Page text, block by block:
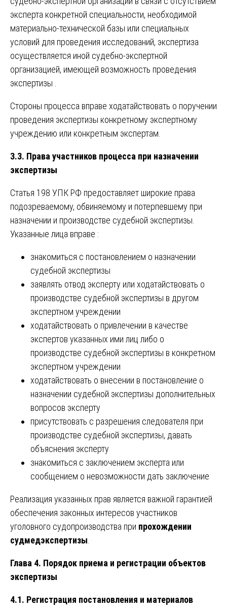
эксперта конкретной специальности, необходимой
материально-технической базы или специальных
условий для проведения исследований, экспертиза
осуществляется иной судебно-экспертной
организацией, имеющей возможность проведения
экспертизы .
Стороны процесса вправе ходатайствовать о поручении
проведения экспертизы конкретному экспертному
учреждению или конкретным экспертам.
3.3. Права участников процесса при назначении
экспертизы
Статья 198 УПК РФ предоставляет широкие права
подозреваемому, обвиняемому и потерпевшему при
назначении и производстве судебной экспертизы.
Указанные лица вправе :
знакомиться с постановлением о назначении
судебной экспертизы
заявлять отвод эксперту или ходатайствовать о
производстве судебной экспертизы в другом
экспертном учреждении
ходатайствовать о привлечении в качестве
экспертов указанных ими лиц либо о
производстве судебной экспертизы в конкретном
экспертном учреждении
ходатайствовать о внесении в постановление о
назначении судебной экспертизы дополнительных
вопросов эксперту
присутствовать с разрешения следователя при
производстве судебной экспертизы, давать
объяснения эксперту
знакомиться с заключением эксперта или
сообщением о невозможности дать заключение
Реализация указанных прав является важной гарантией
обеспечения законных интересов участников
уголовного судопроизводства при прохождении
судмедэкспертизы
Глава 4. Порядок приема и регистрации объектов
экспертизы
4.1. Регистрация постановления и материалов